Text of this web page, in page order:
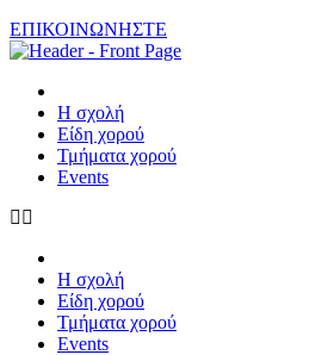
ΕΠΙΚΟΙΝΩΝΗΣΤΕ
Η σχολή
Είδη χορού
Τμήματα χορού
Events
Η σχολή
Είδη χορού
Τμήματα χορού
Events